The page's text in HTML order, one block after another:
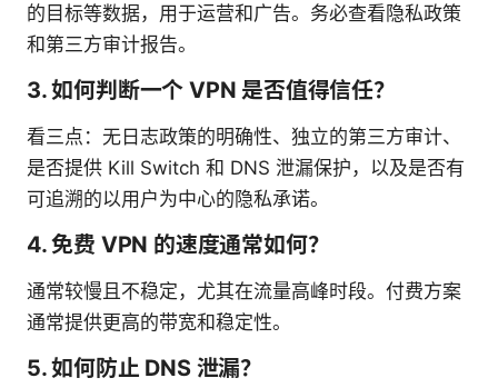
的目标等数据，用于运营和广告。务必查看隐私政策
和第三方审计报告。
3. 如何判断一个 VPN 是否值得信任？
看三点：无日志政策的明确性、独立的第三方审计、
是否提供 Kill Switch 和 DNS 泄漏保护，以及是否有
可追溯的以用户为中心的隐私承诺。
4. 免费 VPN 的速度通常如何？
通常较慢且不稳定，尤其在流量高峰时段。付费方案
通常提供更高的带宽和稳定性。
5. 如何防止 DNS 泄漏？